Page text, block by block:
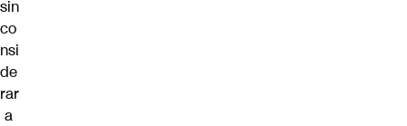
sin
co
nsi
de
rar
a